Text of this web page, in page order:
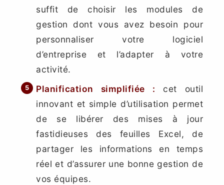
suffit de choisir les modules de
gestion dont vous avez besoin pour
personnaliser votre logiciel
d’entreprise et l’adapter à votre
activité.
Planification simplifiée : cet outil
innovant et simple d’utilisation permet
de se libérer des mises à jour
fastidieuses des feuilles Excel, de
partager les informations en temps
réel et d’assurer une bonne gestion de
vos équipes.